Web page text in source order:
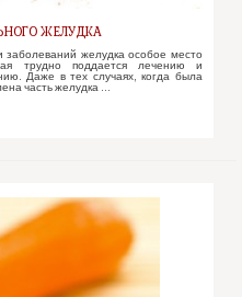
ЖЕЛУДКА
желудка особое место
трудно поддается лечению и
Даже в тех случаях, когда была
часть желудка …